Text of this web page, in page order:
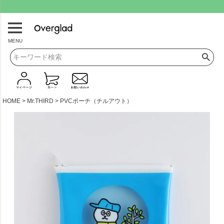
MENU
HOME Mr.THIRD PVCポーチ（チルアウト）